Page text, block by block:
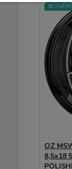
OZ
8,5x18